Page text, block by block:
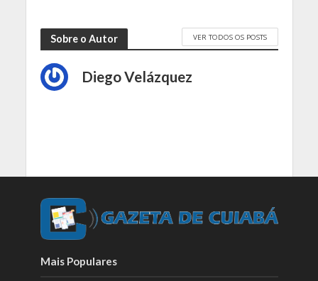
Sobre o Autor VER TODOS OS POSTS
Diego Velázquez
Mais Populares